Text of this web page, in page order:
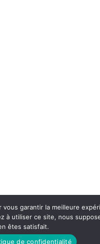
garantir la meilleure
à utiliser ce site, nous
êtes satisfait.
de confidentialité